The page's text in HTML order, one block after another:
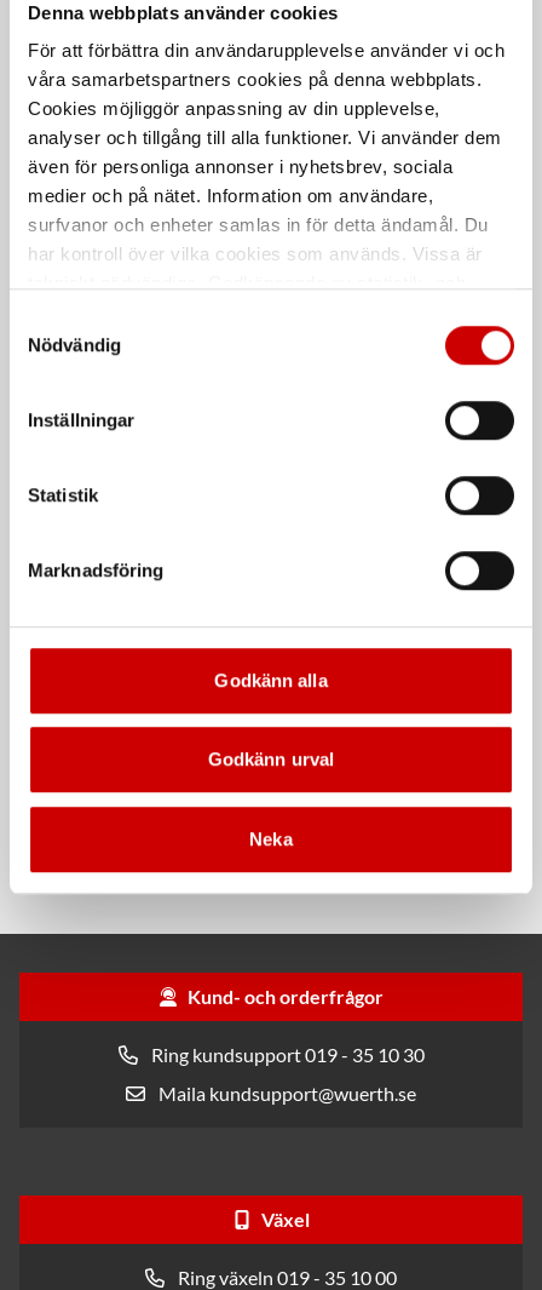
Denna webbplats använder cookies
För att förbättra din användarupplevelse använder vi och
våra samarbetspartners cookies på denna webbplats.
Cookies möjliggör anpassning av din upplevelse,
analyser och tillgång till alla funktioner. Vi använder dem
även för personliga annonser i nyhetsbrev, sociala
medier och på nätet. Information om användare,
surfvanor och enheter samlas in för detta ändamål. Du
har kontroll över vilka cookies som används. Vissa är
länder utanför EU med olika dataskyddsnormer. Genom
att godkänna samtycker du till sådana överföringar. Läs
Nödvändig
Inställningar
Statistik
Marknadsföring
Godkänn alla
Godkänn urval
Neka
System för
stenskottsreparation
Snabbt och enkelt system för att
reparera stenskott i vindruta
Reflex självhäftande
Självhäftande
De som köpte, köpte även
Kampanj
Kampanj
Rengöringsduk Wetmax
Kampanj
Snabblim
Cyanoakrylatlim för limning av
Kund- och orderfrågor
Ring kundsupport 019 - 35 10 30
Maila kundsupport@wuerth.se
Växel
Ring växeln 019 - 35 10 00